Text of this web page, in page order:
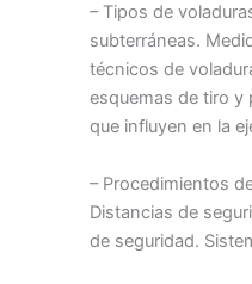
– Tipos de
subterráneas.
técnicos de
esquemas de tiro y
que influyen en la
– Procedimientos
Distancias de
de seguridad.